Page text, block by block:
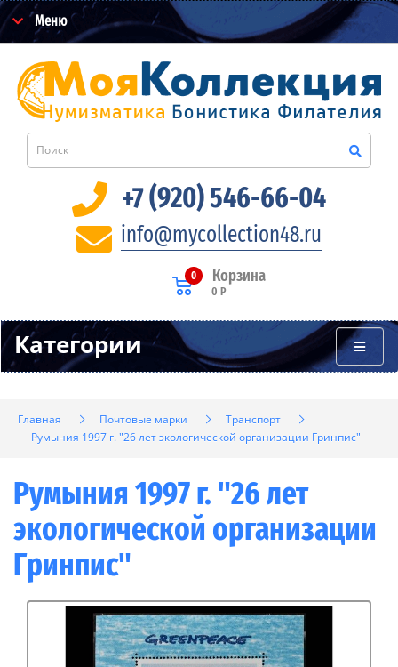
Меню
+7 (920) 546-66-04
info@mycollection48.ru
Корзина
0
0 Р
Категории
Главная Почтовые марки
Транспорт
Румыния 1997 г. "26 лет экологической организации Гринпис"
Румыния 1997 г. "26 лет
экологической организации
Гринпис"